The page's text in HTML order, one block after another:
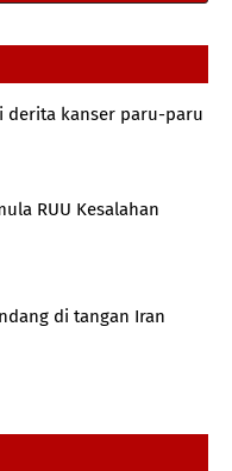
derita kanser paru-paru
RUU Kesalahan
di tangan Iran